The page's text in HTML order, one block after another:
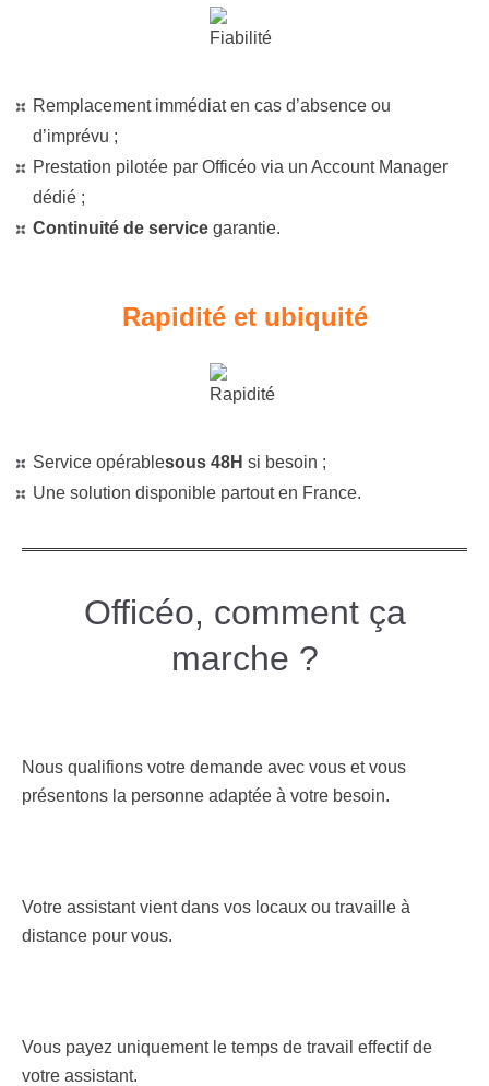
Remplacement immédiat en cas d’absence ou
d’imprévu ;
Prestation pilotée par Officéo via un Account Manager
dédié ;
Continuité de service garantie.
Rapidité et ubiquité
Service opérablesous 48H si besoin ;
Une solution disponible partout en France.
Officéo, comment ça
marche ?
Nous qualifions votre demande avec vous et vous
présentons la personne adaptée à votre besoin.
Votre assistant vient dans vos locaux ou travaille à
distance pour vous.
Vous payez uniquement le temps de travail effectif de
votre assistant.